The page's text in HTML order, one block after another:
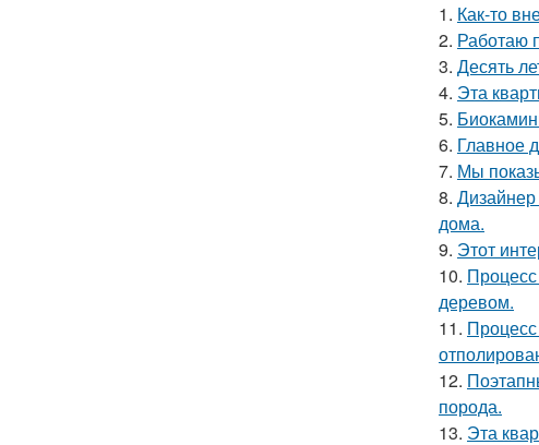
1. Как-то
2. Работаю
3. Десять
4. Эта
5.
6. Главное
7. Мы
8.
дома.
9. Этот
10.
деревом.
11. Процесс
12.
порода.
13. Эта